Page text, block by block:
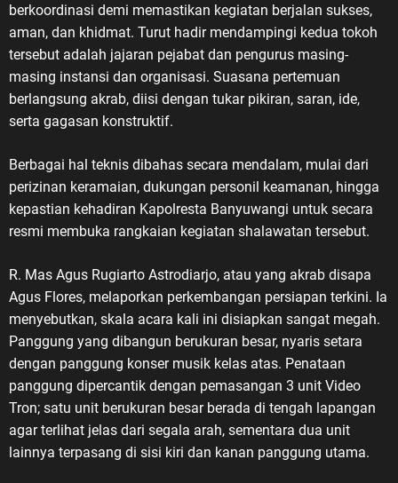
berkoordinasi demi memastikan kegiatan berjalan sukses,
aman, dan khidmat. Turut hadir mendampingi kedua tokoh
tersebut adalah jajaran pejabat dan pengurus masing-
masing instansi dan organisasi. Suasana pertemuan
berlangsung akrab, diisi dengan tukar pikiran, saran, ide,
serta gagasan konstruktif.
Berbagai hal teknis dibahas secara mendalam, mulai dari
perizinan keramaian, dukungan personil keamanan, hingga
kepastian kehadiran Kapolresta Banyuwangi untuk secara
resmi membuka rangkaian kegiatan shalawatan tersebut.
R. Mas Agus Rugiarto Astrodiarjo, atau yang akrab disapa
Agus Flores, melaporkan perkembangan persiapan terkini. Ia
menyebutkan, skala acara kali ini disiapkan sangat megah.
Panggung yang dibangun berukuran besar, nyaris setara
dengan panggung konser musik kelas atas. Penataan
panggung dipercantik dengan pemasangan 3 unit Video
Tron; satu unit berukuran besar berada di tengah lapangan
agar terlihat jelas dari segala arah, sementara dua unit
lainnya terpasang di sisi kiri dan kanan panggung utama.